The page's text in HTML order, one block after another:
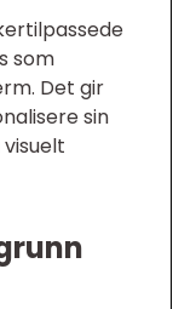
som
Det gir
sin